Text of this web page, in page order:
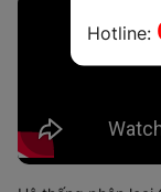
duy trì và bảo
Hotline: